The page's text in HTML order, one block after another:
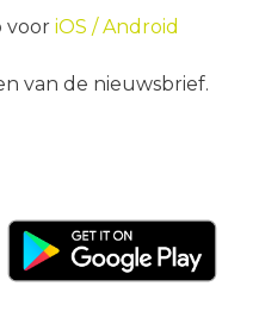
voor iOS /Android
van de nieuwsbrief.